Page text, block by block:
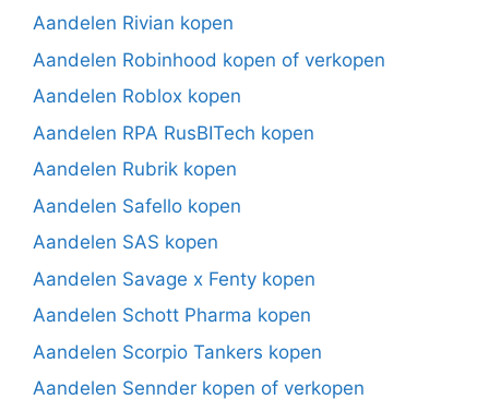
Aandelen Rivian kopen
Aandelen Robinhood kopen of verkopen
Aandelen Roblox kopen
Aandelen RPA RusBITech kopen
Aandelen Rubrik kopen
Aandelen Safello kopen
Aandelen SAS kopen
Aandelen Savage x Fenty kopen
Aandelen Schott Pharma kopen
Aandelen Scorpio Tankers kopen
Aandelen Sennder kopen of verkopen